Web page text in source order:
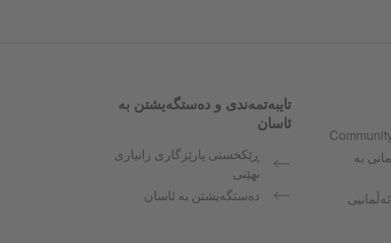
بە
تایبەتمەندی و دەستگەیشتن بە
ئاسان
ڕێکخستی پارێزگاری زانیاری
نهێنی
دەستگەیشتن بە ئاسان